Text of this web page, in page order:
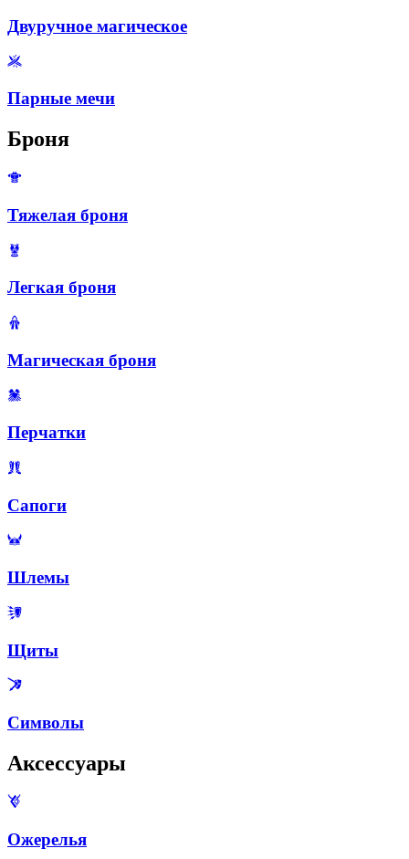
Двуручное магическое
Парные мечи
Броня
Тяжелая броня
Легкая броня
Магическая броня
Перчатки
Сапоги
Шлемы
Щиты
Символы
Аксессуары
Ожерелья